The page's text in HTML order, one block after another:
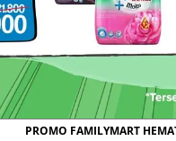
PROMO FAMILYMART